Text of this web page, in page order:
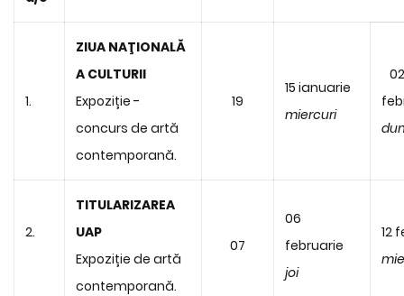
1.
ZIUA NAŢIONALĂ
A CULTURII
Expoziție -
concurs de artă
contemporană.
19
15 ianuarie
miercuri
02
2.
TITULARIZAREA
UAP
Expoziție de artă
contemporană.
07
06
februarie
joi
12